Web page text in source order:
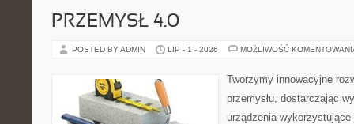
PRZEMYSŁ 4.0
POSTED BY ADMIN LIP - 1 - 2026 MOŻLIWOŚĆ
Tworzymy innowacyjne
przemysłu, dostarczając
urządzenia